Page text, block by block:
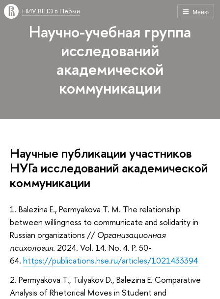
Меню
НИУ ВШЭ в Перми
Научно-учебная группа
исследований
академической
коммуникации
Научные публикации участников
НУГа исследований академической
коммуникации
1. Balezina E., Permyakova T. M. The relationship
between willingness to communicate and solidarity in
Russian organizations // Организационная
психология. 2024. Vol. 14. No. 4. P. 50-
64. https://publications.hse.ru/articles/1021433394
2. Permyakova T., Tulyakov D., Balezina E. Comparative
Analysis of Rhetorical Moves in Student and